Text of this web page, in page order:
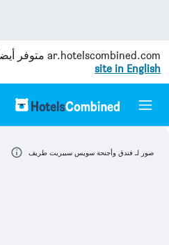
ar.hotelscombined.com متوفر
site in English
صور لـ فندق وأجنحة سويس سبيريت طريف